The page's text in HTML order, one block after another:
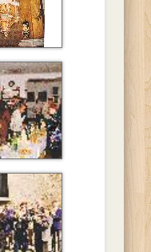
templom
belsõ
baráti
látogatása